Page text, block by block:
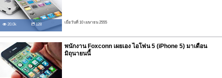
20.0k 128 เมื่อวันที่ 10 เมษายน 2555
พนักงาน Foxconn เผยเอง ไอโฟน 5 (iPhone 5) มาเดือน
มิถุนายนนี้